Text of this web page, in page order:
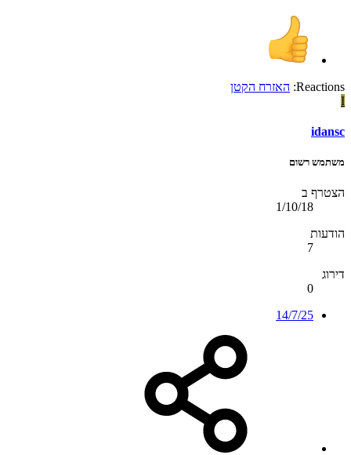
Reactions: האזרח הקטן
I
idansc
משתמש רשום
הצטרף ב
1/10/18
הודעות
7
דירוג
0
14/7/25